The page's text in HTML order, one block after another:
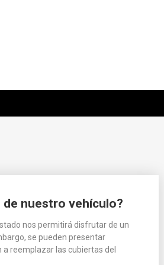
nuestro vehículo?
nos permitirá disfrutar de un
se pueden presentar
reemplazar las cubiertas del